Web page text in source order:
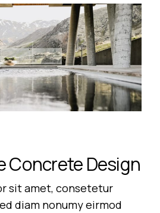
Concrete Design
sit amet, consetetur
diam nonumy eirmod